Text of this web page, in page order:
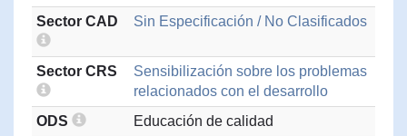
Sector CAD
Sin Especificación / No Clasificados
Sector CRS
Sensibilización sobre los problemas
relacionados con el desarrollo
ODS
Educación de calidad